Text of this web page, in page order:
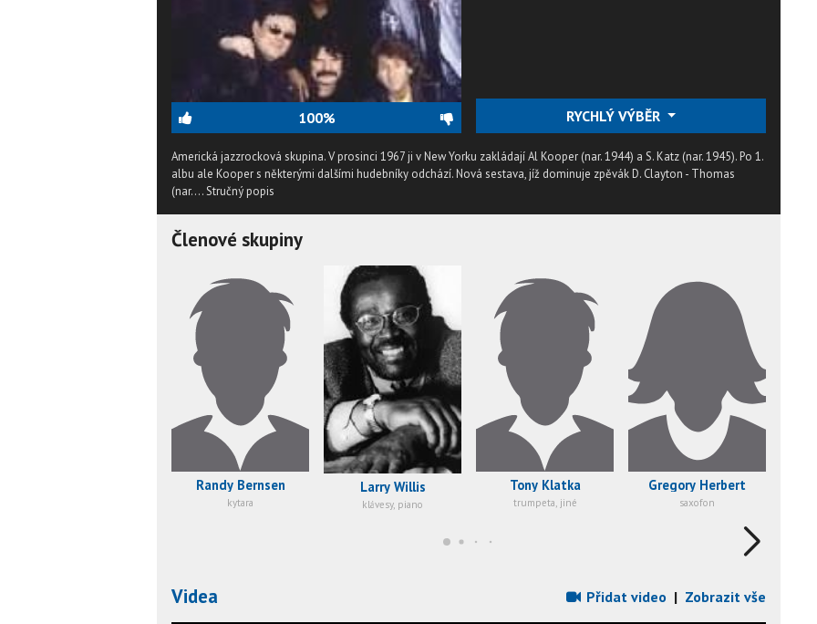
100% RYCHLÝ VÝBĚR
Americká jazzrocková skupina. V prosinci 1967 ji v New Yorku zakládají Al Kooper (nar. 1944) a S. Katz (nar. 1945). Po 1.
albu ale Kooper s některými dalšími hudebníky odchází. Nová sestava, jíž dominuje zpěvák D. Clayton - Thomas
(nar....Stručný popis
Členové skupiny
Randy Bernsen
kytara
Larry Willis
klávesy, piano
Tony Klatka
trumpeta, jiné
Gregory Herbert
saxofon
Videa Přidat video | Zobrazit vše